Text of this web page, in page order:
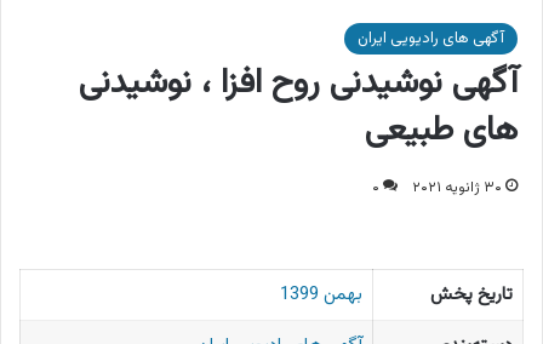
آگهی های رادیویی ایران
آگهی نوشیدنی روح افزا ، نوشیدنی
های طبیعی
۳۰ ژانویه ۲۰۲۱ ۰
تاریخ پخش
بهمن 1399